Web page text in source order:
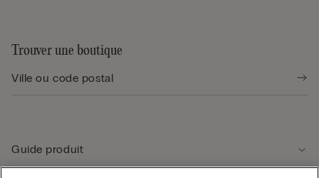
Trouver une boutique
Guide produit